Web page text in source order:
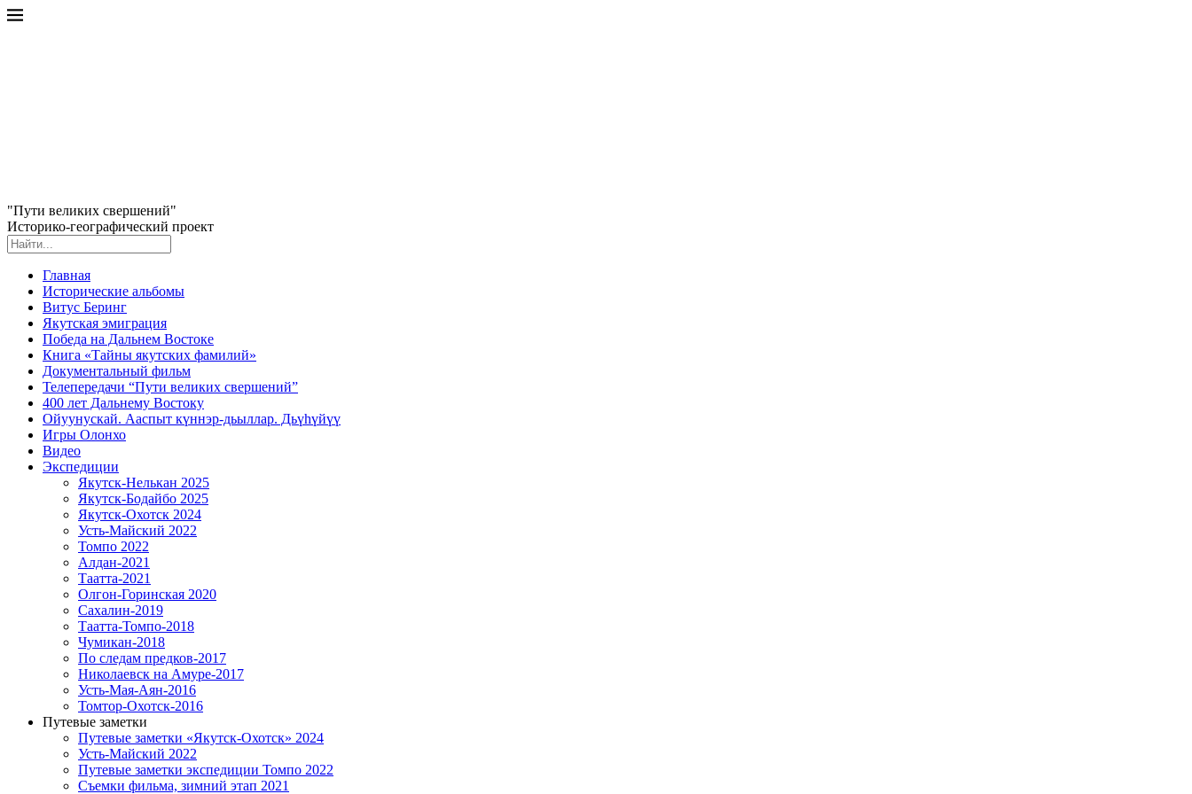
"Пути великих свершений"
Историко-географический проект
Главная
Исторические альбомы
Витус Беринг
Якутская эмиграция
Победа на Дальнем Востоке
Книга «Тайны якутских фамилий»
Документальный фильм
Телепередачи “Пути великих свершений”
400 лет Дальнему Востоку
Ойуунускай. Ааспыт күннэр-дьыллар. Дьүһүйүү
Игры Олонхо
Видео
Экспедиции
Якутск-Нелькан 2025
Якутск-Бодайбо 2025
Якутск-Охотск 2024
Усть-Майский 2022
Томпо 2022
Алдан-2021
Таатта-2021
Олгон-Горинская 2020
Сахалин-2019
Таатта-Томпо-2018
Чумикан-2018
По следам предков-2017
Николаевск на Амуре-2017
Усть-Мая-Аян-2016
Томтор-Охотск-2016
Путевые заметки
Путевые заметки «Якутск-Охотск» 2024
Усть-Майский 2022
Путевые заметки экспедиции Томпо 2022
Съемки фильма, зимний этап 2021